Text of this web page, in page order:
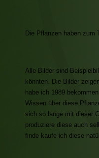
Die Pflanzen haben zum
Alle Bilder sind
könnten. Die Bilder
habe ich 1989
Wissen über diese
sich so lange mit dieser
produziere diese auch
finde kaufe ich diese